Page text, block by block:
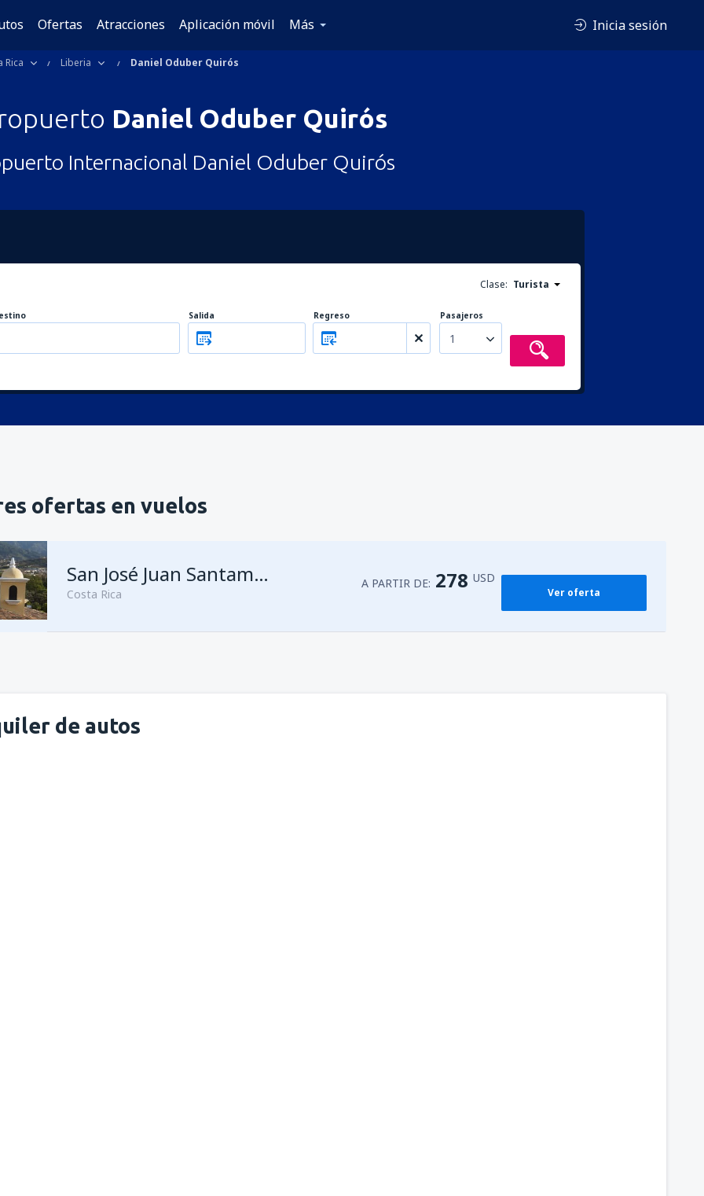
Ofertas Atracciones Aplicación móvil Más Inicia sesión
Rica Liberia Daniel Oduber Quirós
Daniel Oduber Quirós
Internacional Daniel Oduber Quirós
Clase: Turista
Salida Regreso Pasajeros
1
ofertas en vuelos
San José Juan Santamaría
Costa Rica
A PARTIR DE: 278 USD
Ver oferta
de autos